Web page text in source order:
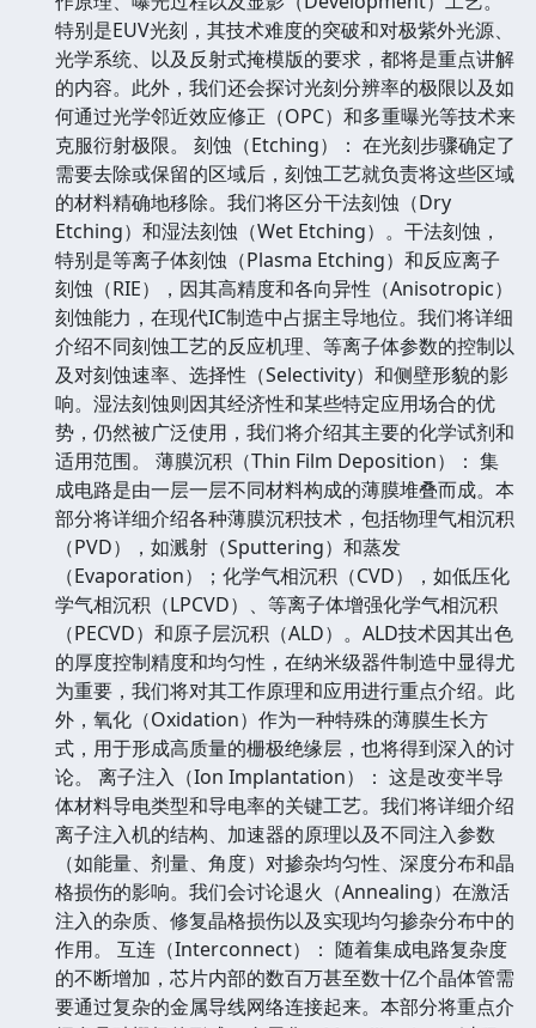
特别是EUV光刻，其技术难度的突破和对极紫外光源、
光学系统、以及反射式掩模版的要求，都将是重点讲解
的内容。此外，我们还会探讨光刻分辨率的极限以及如
何通过光学邻近效应修正（OPC）和多重曝光等技术来
克服衍射极限。 刻蚀（Etching）： 在光刻步骤确定了
需要去除或保留的区域后，刻蚀工艺就负责将这些区域
的材料精确地移除。我们将区分干法刻蚀（Dry
Etching）和湿法刻蚀（Wet Etching）。干法刻蚀，
特别是等离子体刻蚀（Plasma Etching）和反应离子
刻蚀（RIE），因其高精度和各向异性（Anisotropic）
刻蚀能力，在现代IC制造中占据主导地位。我们将详细
介绍不同刻蚀工艺的反应机理、等离子体参数的控制以
及对刻蚀速率、选择性（Selectivity）和侧壁形貌的影
响。湿法刻蚀则因其经济性和某些特定应用场合的优
势，仍然被广泛使用，我们将介绍其主要的化学试剂和
适用范围。 薄膜沉积（Thin Film Deposition）： 集
成电路是由一层一层不同材料构成的薄膜堆叠而成。本
部分将详细介绍各种薄膜沉积技术，包括物理气相沉积
（PVD），如溅射（Sputtering）和蒸发
（Evaporation）；化学气相沉积（CVD），如低压化
学气相沉积（LPCVD）、等离子体增强化学气相沉积
（PECVD）和原子层沉积（ALD）。ALD技术因其出色
的厚度控制精度和均匀性，在纳米级器件制造中显得尤
为重要，我们将对其工作原理和应用进行重点介绍。此
外，氧化（Oxidation）作为一种特殊的薄膜生长方
式，用于形成高质量的栅极绝缘层，也将得到深入的讨
论。 离子注入（Ion Implantation）： 这是改变半导
体材料导电类型和导电率的关键工艺。我们将详细介绍
离子注入机的结构、加速器的原理以及不同注入参数
（如能量、剂量、角度）对掺杂均匀性、深度分布和晶
格损伤的影响。我们会讨论退火（Annealing）在激活
注入的杂质、修复晶格损伤以及实现均匀掺杂分布中的
作用。 互连（Interconnect）： 随着集成电路复杂度
的不断增加，芯片内部的数百万甚至数十亿个晶体管需
要通过复杂的金属导线网络连接起来。本部分将重点介